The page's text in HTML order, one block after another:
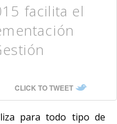
facilita el
CLICK TO TWEET
para todo tipo de